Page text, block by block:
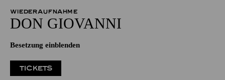
WIEDERAUFNAHME
DON GIO­VANNI
Besetzung einblenden
TICKETS